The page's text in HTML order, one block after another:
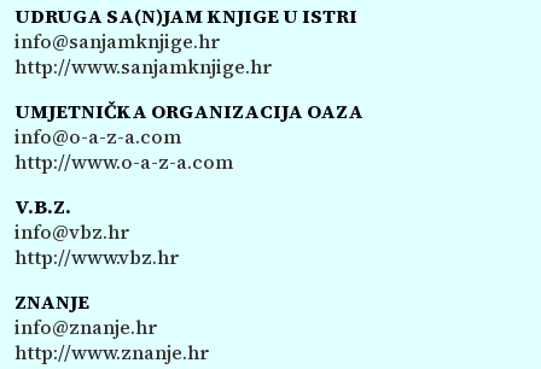
UDRUGA SA(N)JAM KNJIGE U ISTRI
info@sanjamknjige.hr
http://www.sanjamknjige.hr
UMJETNIČKA ORGANIZACIJA OAZA
info@o-a-z-a.com
http://www.o-a-z-a.com
V.B.Z.
info@vbz.hr
http://www.vbz.hr
ZNANJE
info@znanje.hr
http://www.znanje.hr